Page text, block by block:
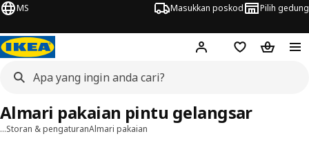
MS Masukkan poskod Pilih gedung
Hej! Log masuk
Senarai beli-
Troli
…Storan & pengaturanAlmari pakaian
Almari pakaian pintu gelangsar